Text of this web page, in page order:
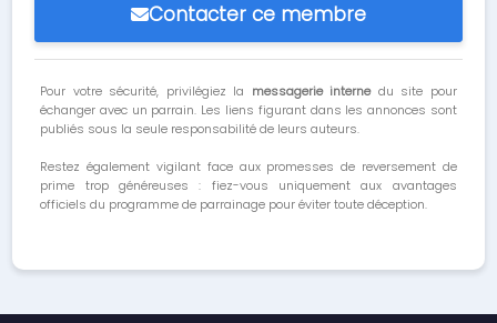
Contacter ce membre
Pour votre sécurité, privilégiez la messagerie internedu site pour
échanger avec un parrain. Les liens figurant dans les annonces sont
publiés sous la seule responsabilité de leurs auteurs.
Restez également vigilant face aux promesses de reversement de
prime trop généreuses : fiez-vous uniquement aux avantages
officiels du programme de parrainage pour éviter toute déception.